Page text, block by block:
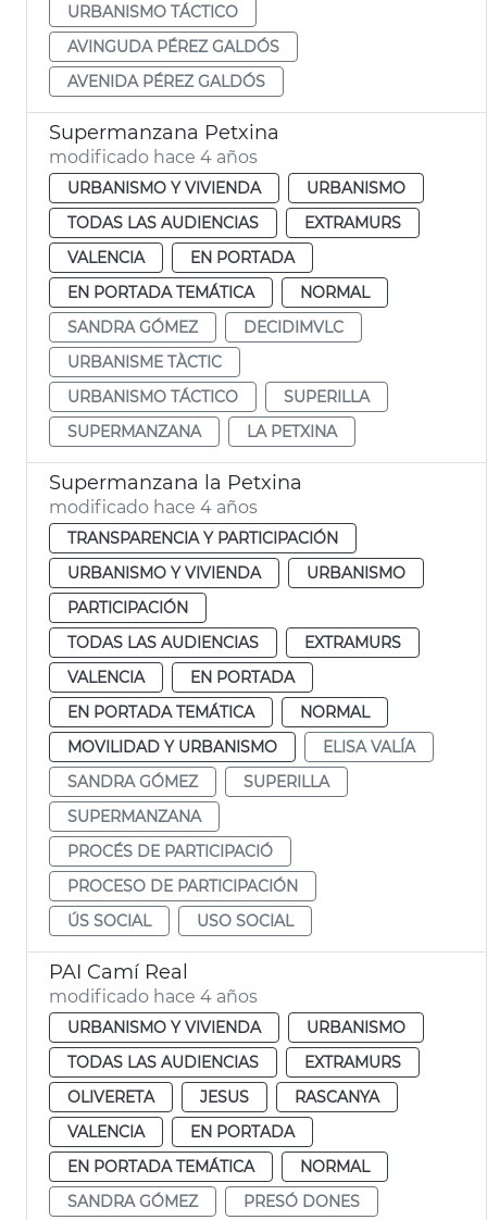
URBANISMO TÁCTICO
AVINGUDA PÉREZ GALDÓS
AVENIDA PÉREZ GALDÓS
Supermanzana Petxina
modificado hace 4 años
URBANISMO Y VIVIENDA
URBANISMO
TODAS LAS AUDIENCIAS
EXTRAMURS
VALENCIA
EN PORTADA
EN PORTADA TEMÁTICA
NORMAL
SANDRA GÓMEZ
DECIDIMVLC
URBANISME TÀCTIC
URBANISMO TÁCTICO
SUPERILLA
SUPERMANZANA
LA PETXINA
Supermanzana la Petxina
modificado hace 4 años
TRANSPARENCIA Y PARTICIPACIÓN
URBANISMO Y VIVIENDA
URBANISMO
PARTICIPACIÓN
TODAS LAS AUDIENCIAS
EXTRAMURS
VALENCIA
EN PORTADA
EN PORTADA TEMÁTICA
NORMAL
MOVILIDAD Y URBANISMO
ELISA VALÍA
SANDRA GÓMEZ
SUPERILLA
SUPERMANZANA
PROCÉS DE PARTICIPACIÓ
PROCESO DE PARTICIPACIÓN
ÚS SOCIAL
USO SOCIAL
PAI Camí Real
modificado hace 4 años
URBANISMO Y VIVIENDA
URBANISMO
TODAS LAS AUDIENCIAS
EXTRAMURS
OLIVERETA
JESUS
RASCANYA
VALENCIA
EN PORTADA
EN PORTADA TEMÁTICA
NORMAL
SANDRA GÓMEZ
PRESÓ DONES